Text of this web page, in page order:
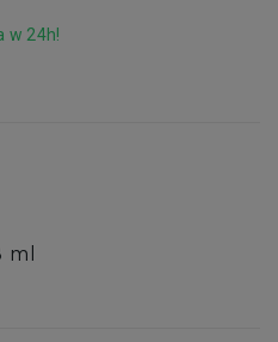
w 24h!
ml